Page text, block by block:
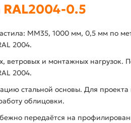
0.5
ММ35, 1000 мм, 0,5 мм по
2004.
и монтажных нагрузок.
2004.
стальной основы. Для проекта
облицовки.
передаётся на